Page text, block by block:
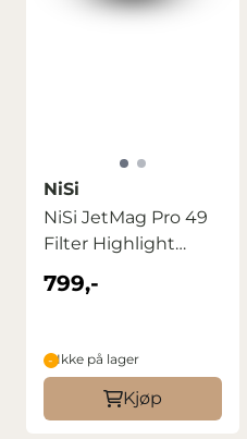
NiSi
NiSi JetMag Pro 49
Filter Highlight
Diffusion HDF ...
799,-
Ikke på lager
Kjøp